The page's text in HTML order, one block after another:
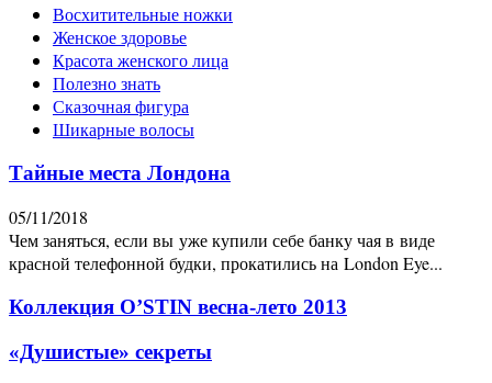
Восхитительные ножки
Женское здоровье
Красота женского лица
Полезно знать
Сказочная фигура
Шикарные волосы
Тайные места Лондона
05/11/2018
Чем заняться, если вы уже купили себе банку чая в виде
красной телефонной будки, прокатились на London Eye...
Коллекция O’STIN весна-лето 2013
«Душистые» секреты